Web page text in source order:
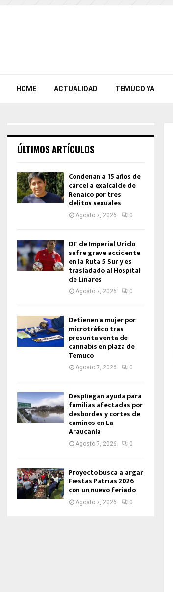
HOME ACTUALIDAD TEMUCO YA
ÚLTIMOS ARTÍCULOS
Condenan a 15 años de
cárcel a exalcalde de
Renaico por tres
delitos sexuales
Agosto 7, 2026 0
DT de Imperial Unido
sufre grave accidente
en la Ruta 5 Sur y es
trasladado al Hospital
de Linares
Agosto 7, 2026 0
Detienen a mujer por
microtráfico tras
presunta venta de
cannabis en plaza de
Temuco
Agosto 7, 2026 0
Despliegan ayuda para
familias afectadas por
desbordes y cortes de
caminos en La
Araucanía
Agosto 7, 2026 0
Proyecto busca alargar
Fiestas Patrias 2026
con un nuevo feriado
Agosto 7, 2026 0